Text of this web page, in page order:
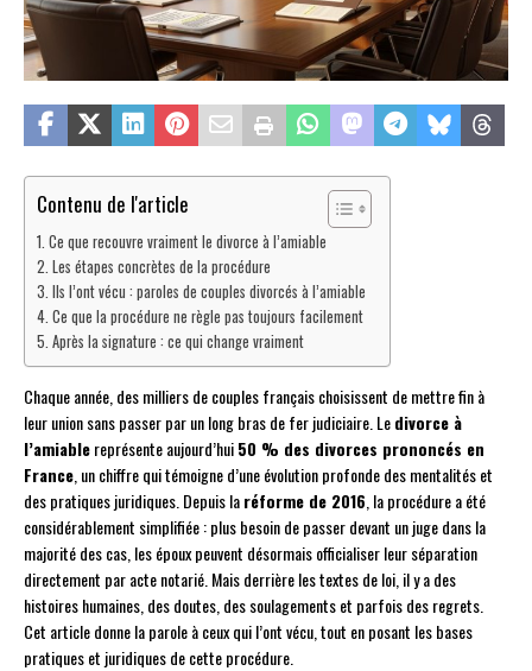
Contenu de l'article
Ce que recouvre vraiment le divorce à l’amiable
Les étapes concrètes de la procédure
Ils l’ont vécu : paroles de couples divorcés à l’amiable
Ce que la procédure ne règle pas toujours facilement
Après la signature : ce qui change vraiment
Chaque année, des milliers de couples français choisissent de mettre fin à
leur union sans passer par un long bras de fer judiciaire. Ledivorce à
l’amiablereprésente aujourd’hui50 % des divorces prononcés en
France , un chiffre qui témoigne d’une évolution profonde des mentalités et
des pratiques juridiques. Depuis laréforme de 2016 , la procédure a été
considérablement simplifiée : plus besoin de passer devant un juge dans la
majorité des cas, les époux peuvent désormais officialiser leur séparation
directement par acte notarié. Mais derrière les textes de loi, il y a des
histoires humaines, des doutes, des soulagements et parfois des regrets.
Cet article donne la parole à ceux qui l’ont vécu, tout en posant les bases
pratiques et juridiques de cette procédure.